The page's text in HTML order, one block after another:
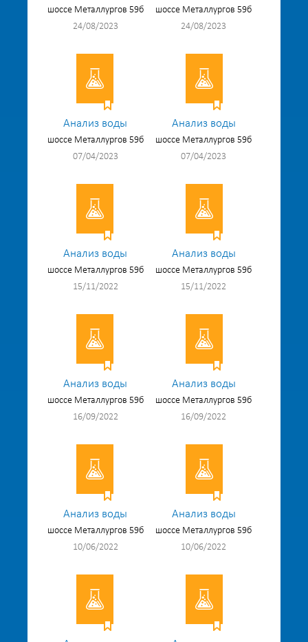
шоссе Металлургов 59б
24/08/2023
шоссе Металлургов 59б
24/08/2023
Анализ воды
шоссе Металлургов 59б
07/04/2023
Анализ воды
шоссе Металлургов 59б
07/04/2023
Анализ воды
шоссе Металлургов 59б
15/11/2022
Анализ воды
шоссе Металлургов 59б
15/11/2022
Анализ воды
шоссе Металлургов 59б
16/09/2022
Анализ воды
шоссе Металлургов 59б
16/09/2022
Анализ воды
шоссе Металлургов 59б
10/06/2022
Анализ воды
шоссе Металлургов 59б
10/06/2022